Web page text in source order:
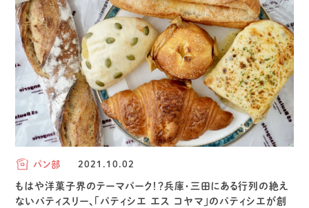
パン部 2021.10.02
もはや洋菓子界のテーマパーク！？兵庫・三田にある行列の絶え
ないパティスリー、「パティシエ エス コヤマ」のパティシエが創